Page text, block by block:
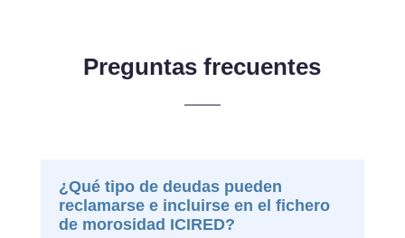
Preguntas frecuentes
¿Qué tipo de deudas pueden
reclamarse e incluirse en el fichero
de morosidad ICIRED?